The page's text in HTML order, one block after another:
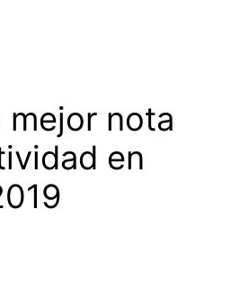
mejor nota
en